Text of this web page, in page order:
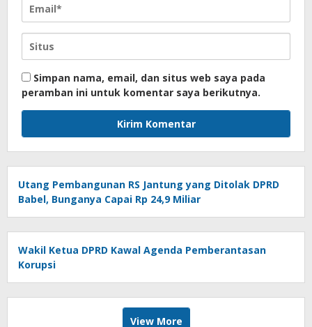
Simpan nama, email, dan situs web saya pada
peramban ini untuk komentar saya berikutnya.
Utang Pembangunan RS Jantung yang Ditolak DPRD
Babel, Bunganya Capai Rp 24,9 Miliar
Wakil Ketua DPRD Kawal Agenda Pemberantasan
Korupsi
View More